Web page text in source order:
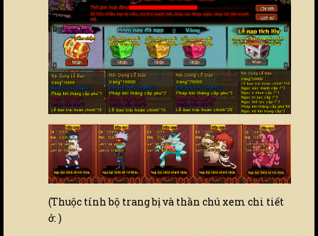
(Thuộc tính bộ trang bị và thần chú xem chi tiết
ở: )